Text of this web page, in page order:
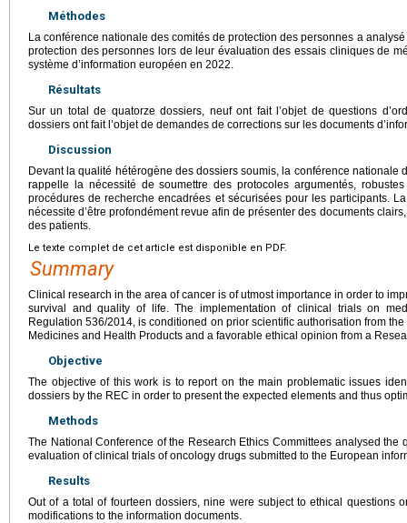
Méthodes
La conférence nationale des comités de protection des personnes a
protection des personnes lors de leur évaluation des essais cliniques de
système d’information européen en 2022.
Résultats
Sur un total de quatorze dossiers, neuf ont fait l’objet de questions
dossiers ont fait l’objet de demandes de corrections sur les documents
Discussion
Devant la qualité hétérogène des dossiers soumis, la conférence nationale
rappelle la nécessité de soumettre des protocoles argumentés,
procédures de recherche encadrées et sécurisées pour les participants.
nécessite d’être profondément revue afin de présenter des documents
des patients.
Le texte complet de cet article est disponible en PDF.
Summary
Clinical research in the area of cancer is of utmost importance in order to
survival and quality of life. The implementation of clinical trials on
Regulation 536/2014, is conditioned on prior scientific authorisation from
Medicines and Health Products and a favorable ethical opinion from a
Objective
The objective of this work is to report on the main problematic issues
dossiers by the REC in order to present the expected elements and thus
Methods
The National Conference of the Research Ethics Committees analysed the
evaluation of clinical trials of oncology drugs submitted to the European
Results
Out of a total of fourteen dossiers, nine were subject to ethical questions
modifications to the information documents.